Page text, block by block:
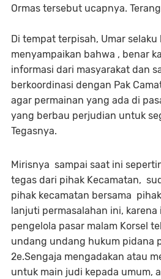
Ormas tersebut ucapnya.
Di tempat terpisah, Umar
menyampaikan bahwa , benar
informasi dari masyarakat dan
berkoordinasi dengan Pak
agar permainan yang ada di
yang berbau perjudian untuk
Tegasnya.
Mirisnya sampai saat ini
tegas dari pihak Kecamatan,
pihak kecamatan bersama
lanjuti permasalahan ini,
pengelola pasar malam Korsel
undang undang hukum pidana
2e.Sengaja mengadakan atau
untuk main judi kepada umum,